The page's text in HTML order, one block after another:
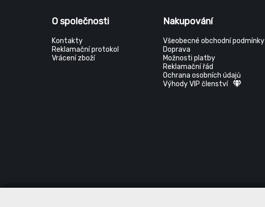
O společnosti
Kontakty
Reklamační protokol
Vrácení zboží
Nakupování
Všeobecné obchodní podmínky
Doprava
Možnosti platby
Reklamační řád
Ochrana osobních údajů
Výhody VIP členství